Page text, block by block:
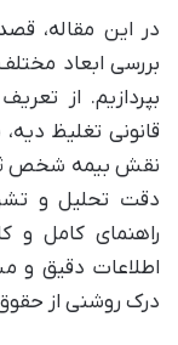
در این مقاله،
بررسی ابعاد
بپردازیم. از
قانونی تغلیظ
نقش بیمه شخص
دقت تحلیل و
راهنمای کامل و
اطلاعات دقیق و
درک روشنی از